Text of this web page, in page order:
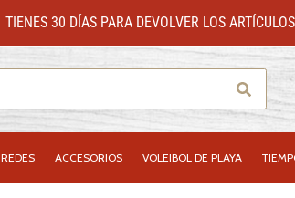
TIENES 30 DÍAS PARA DEVOLVER LOS ARTÍCULOS
Buscar
REDES ACCESORIOS VOLEIBOL DE PLAYA